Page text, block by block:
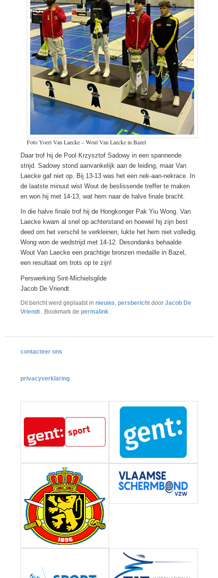
Foto Yoeri Van Laecke – Wout Van Laecke in Bazel
Daar trof hij de Pool Krzysztof Sadowy in een spannende
strijd. Sadowy stond aanvankelijk aan de leiding, maar Van
Laecke gaf niet op. Bij 13-13 was het een nek-aan-nekrace. In
de laatste minuut wist Wout de beslissende treffer te maken
en won hij met 14-13, wat hem naar de halve finale bracht.
In die halve finale trof hij de Hongkonger Pak Yiu Wong. Van
Laecke kwam al snel op achterstand en hoewel hij zijn best
deed om het verschil te verkleinen, lukte het hem niet volledig.
Wong won de wedstrijd met 14-12. Desondanks behaalde
Wout Van Laecke een prachtige bronzen medaille in Bazel,
een resultaat om trots op te zijn!
Perswerking Sint-Michielsgilde
Jacob De Vriendt
Dit bericht werd geplaatst in nieuws, persberichtdoor Jacob De
Vriendt . Bookmark de permalink .
contacteer ons
privacyverklaring